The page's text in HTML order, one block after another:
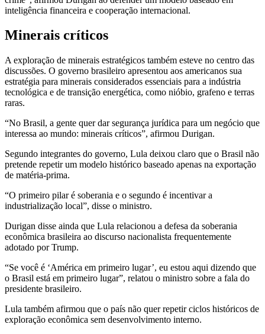
inteligência financeira e cooperação internacional.
Minerais críticos
A exploração de minerais estratégicos também esteve no centro das
discussões. O governo brasileiro apresentou aos americanos sua
estratégia para minerais considerados essenciais para a indústria
tecnológica e de transição energética, como nióbio, grafeno e terras
raras.
“No Brasil, a gente quer dar segurança jurídica para um negócio que
interessa ao mundo: minerais críticos”, afirmou Durigan.
Segundo integrantes do governo, Lula deixou claro que o Brasil não
pretende repetir um modelo histórico baseado apenas na exportação
de matéria-prima.
“O primeiro pilar é soberania e o segundo é incentivar a
industrialização local”, disse o ministro.
Durigan disse ainda que Lula relacionou a defesa da soberania
econômica brasileira ao discurso nacionalista frequentemente
adotado por Trump.
“Se você é ‘América em primeiro lugar’, eu estou aqui dizendo que
o Brasil está em primeiro lugar”, relatou o ministro sobre a fala do
presidente brasileiro.
Lula também afirmou que o país não quer repetir ciclos históricos de
exploração econômica sem desenvolvimento interno.